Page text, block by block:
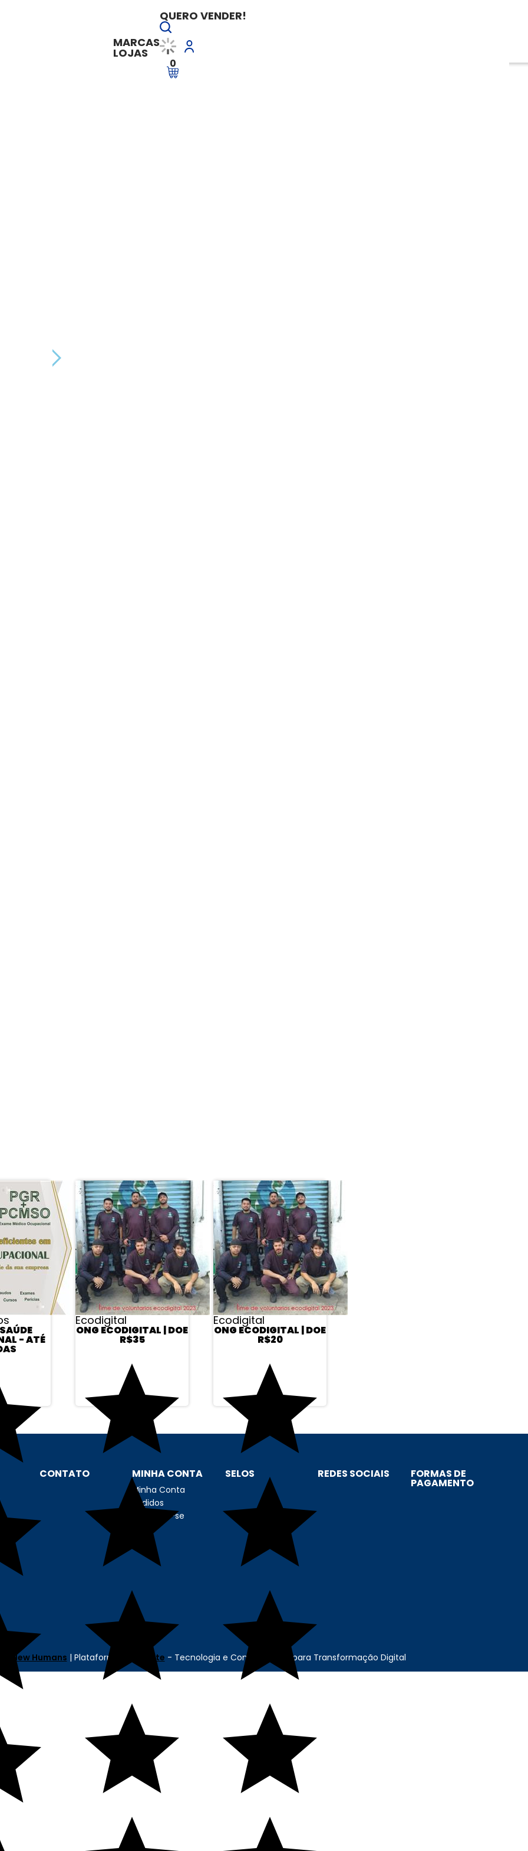
MARCAS
LOJAS
QUERO VENDER!
0
idade.
na previdência privada pode fazer uma diferença incrível daqui a 10 ou 20 anos.
de proteção e conforto para se aposentar com maior tranquilidade.
considerar os benefícios tributários da previdência privada. Confira:
a alíquota do IR atinge o menor nível do mercado financeiro depois de 10 anos de aplicação: apenas
tributação tão baixa
PGBL pode deduzir até 12% da renda tributável do IR ao investir na previdência privada. Para quem faz a
famoso entre os investidores que conhecem um pouco sobre fundos de investimento. Trata-se de um
acionado duas vezes por ano, em maio e novembro.
do resgate ou do recebimento dos recursos em formato de renda mensal. Desse jeito, sem descontos
você está aplicando em diferentes títulos e até, em alguns casos, em renda variáve. Essa diversificação faz
longo prazo.
para a aposentadoria. Vale muito a pena para projetos grandes e para qualquer perspectiva de longo prazo.
dinâmicas e muitas opções no mercado, esse veículo serve para captar benefícios tributários e contar com
que você quiser, desde que seja uma aliada sua por muitos anos.
com fundos previdenciários para atender a esse público que está em busca de investimentos de longo prazo.
nomes que vão fazer o seu dinheiro render muito mais do que aquele antigo título de CDB.
privada, que tal descobrir como encontrar a melhor opção para o seu perfil? Confira a seguir:
para quem faz a declaração simplificada do Imposto de Renda. O IR incide apenas sobre os rendimentos, e
a tabela de tributação, sobre a qual trataremos em breve.
para quem faz a declaração completa do Imposto de Renda. O benefício aqui é que até 12% da renda tributável
privada. A alíquota no resgate incide sobre o total acumulado, e não apenas sobre os rendimentos.
ideia?
na contratação do plano? Veja a seguir:
é preciso compreender exatamente como ela funciona. Tire um tempinho para entender a tributação, a
e os prazos para que a aplicação se torne interessante.
você poderá decidir entre o modelo VGBL e PGBL. Essa escolha é bastante importante, pois tem impacto
Na primeira, o Imposto de Renda varia conforme a renda e vai de 0 a 27,5%. Na segunda, a alíquota
menor tributação em aplicações financeiras no Brasil.
privada que está buscando, não é verdade? Este é o momento, então, de ir aos detalhes das opções
las com as concorrentes.
no fundo e às taxas cobradas. Não é razoável cobrar taxa de carregamento atualmente. Portanto, evite
bastante a rentabilidade final do investimento.
para separar recursos regularmente e direcioná-los para o fundo previdenciário.
mais perto. (Fonte CapitalNow)
- ATÉ
Ecodigital
ONG ECODIGITAL | DOE
R$35
Ecodigital
ONG ECODIGITAL | DOE
R$20
CONTATO MINHA CONTA
Minha Conta
Pedidos
Cadastre-se
SELOS REDES SOCIAIS FORMAS DE
PAGAMENTO
New Humans | Plataforma Add Suite - Tecnologia e Comunicação para Transformação Digital